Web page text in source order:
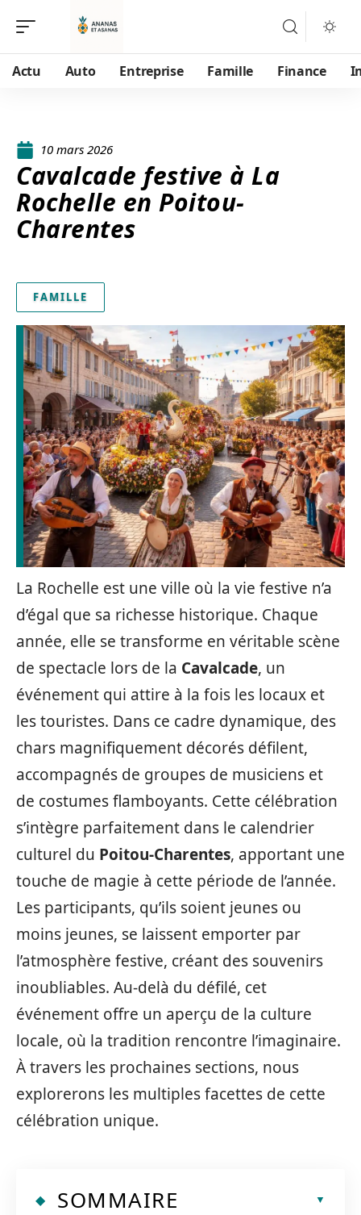
Actu Auto Entreprise Famille Finance
10 mars 2026
Cavalcade festive à La
Rochelle en Poitou-
Charentes
FAMILLE
La Rochelle est une ville où la vie festive n’a
d’égal que sa richesse historique. Chaque
année, elle se transforme en véritable scène
de spectacle lors de la Cavalcade, un
événement qui attire à la fois les locaux et
les touristes. Dans ce cadre dynamique, des
chars magnifiquement décorés défilent,
accompagnés de groupes de musiciens et
de costumes flamboyants. Cette célébration
s’intègre parfaitement dans le calendrier
culturel du Poitou-Charentes, apportant une
touche de magie à cette période de l’année.
Les participants, qu’ils soient jeunes ou
moins jeunes, se laissent emporter par
l’atmosphère festive, créant des souvenirs
inoubliables. Au-delà du défilé, cet
événement offre un aperçu de la culture
locale, où la tradition rencontre l’imaginaire.
À travers les prochaines sections, nous
explorerons les multiples facettes de cette
célébration unique.
SOMMAIRE